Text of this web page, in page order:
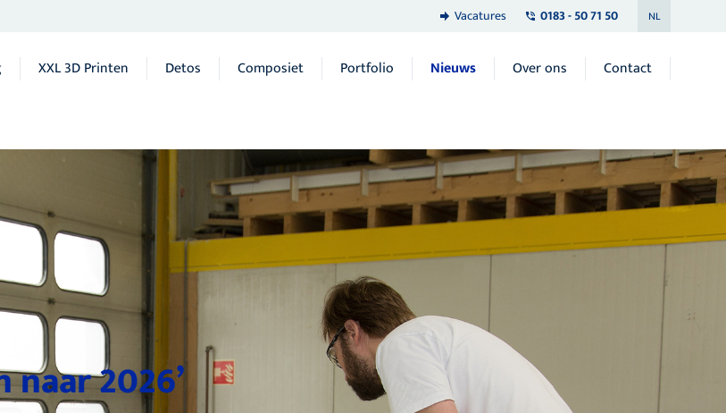
Vacatures 0183 - 50 71 50 NL
XXL 3D Printen Detos Composiet Portfolio Nieuws Over ons Contact
2026’